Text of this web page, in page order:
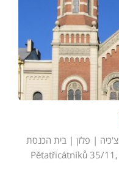
צילום: Norbert Aepli, Switzerland צ'כיה | פלזן | בית הכנסת
הגדול קטגוריה בית כנסת כתובת רחוב Pětatřicátníků 35/11,